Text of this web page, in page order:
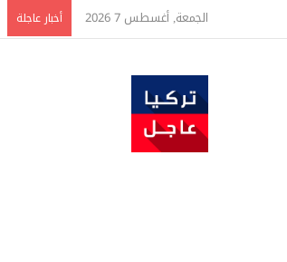
الجمعة, أغسطس 7 2026 أخبار عاجلة